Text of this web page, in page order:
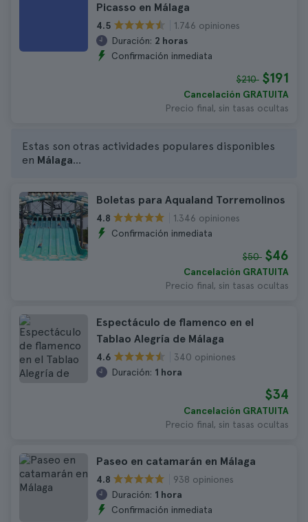
Picasso en Málaga
4.5
1.746 opiniones
Duración: 2 horas
Confirmación inmediata
$210 $191
Cancelación GRATUITA
Precio final, sin tasas ocultas
Estas son otras actividades populares disponibles
en Málaga...
Boletas para Aqualand Torremolinos
4.8
1.346 opiniones
Confirmación inmediata
$50 $46
Cancelación GRATUITA
Precio final, sin tasas ocultas
Espectáculo de flamenco en el
Tablao Alegría de Málaga
4.6
340 opiniones
Duración: 1 hora
$34
Cancelación GRATUITA
Precio final, sin tasas ocultas
Paseo en catamarán en Málaga
4.8
938 opiniones
Duración: 1 hora
Confirmación inmediata